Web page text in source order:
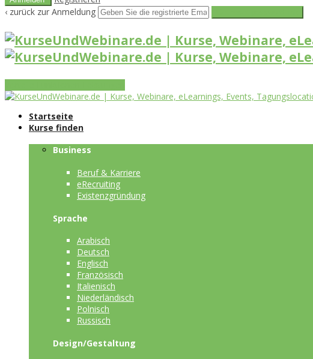
‹ zurück zur Anmeldung
Startseite
Kurse finden
Business
Beruf & Karriere
eRecruiting
Existenzgründung
Sprache
Arabisch
Deutsch
Englisch
Französisch
Italienisch
Niederländisch
Polnisch
Russisch
Design/Gestaltung